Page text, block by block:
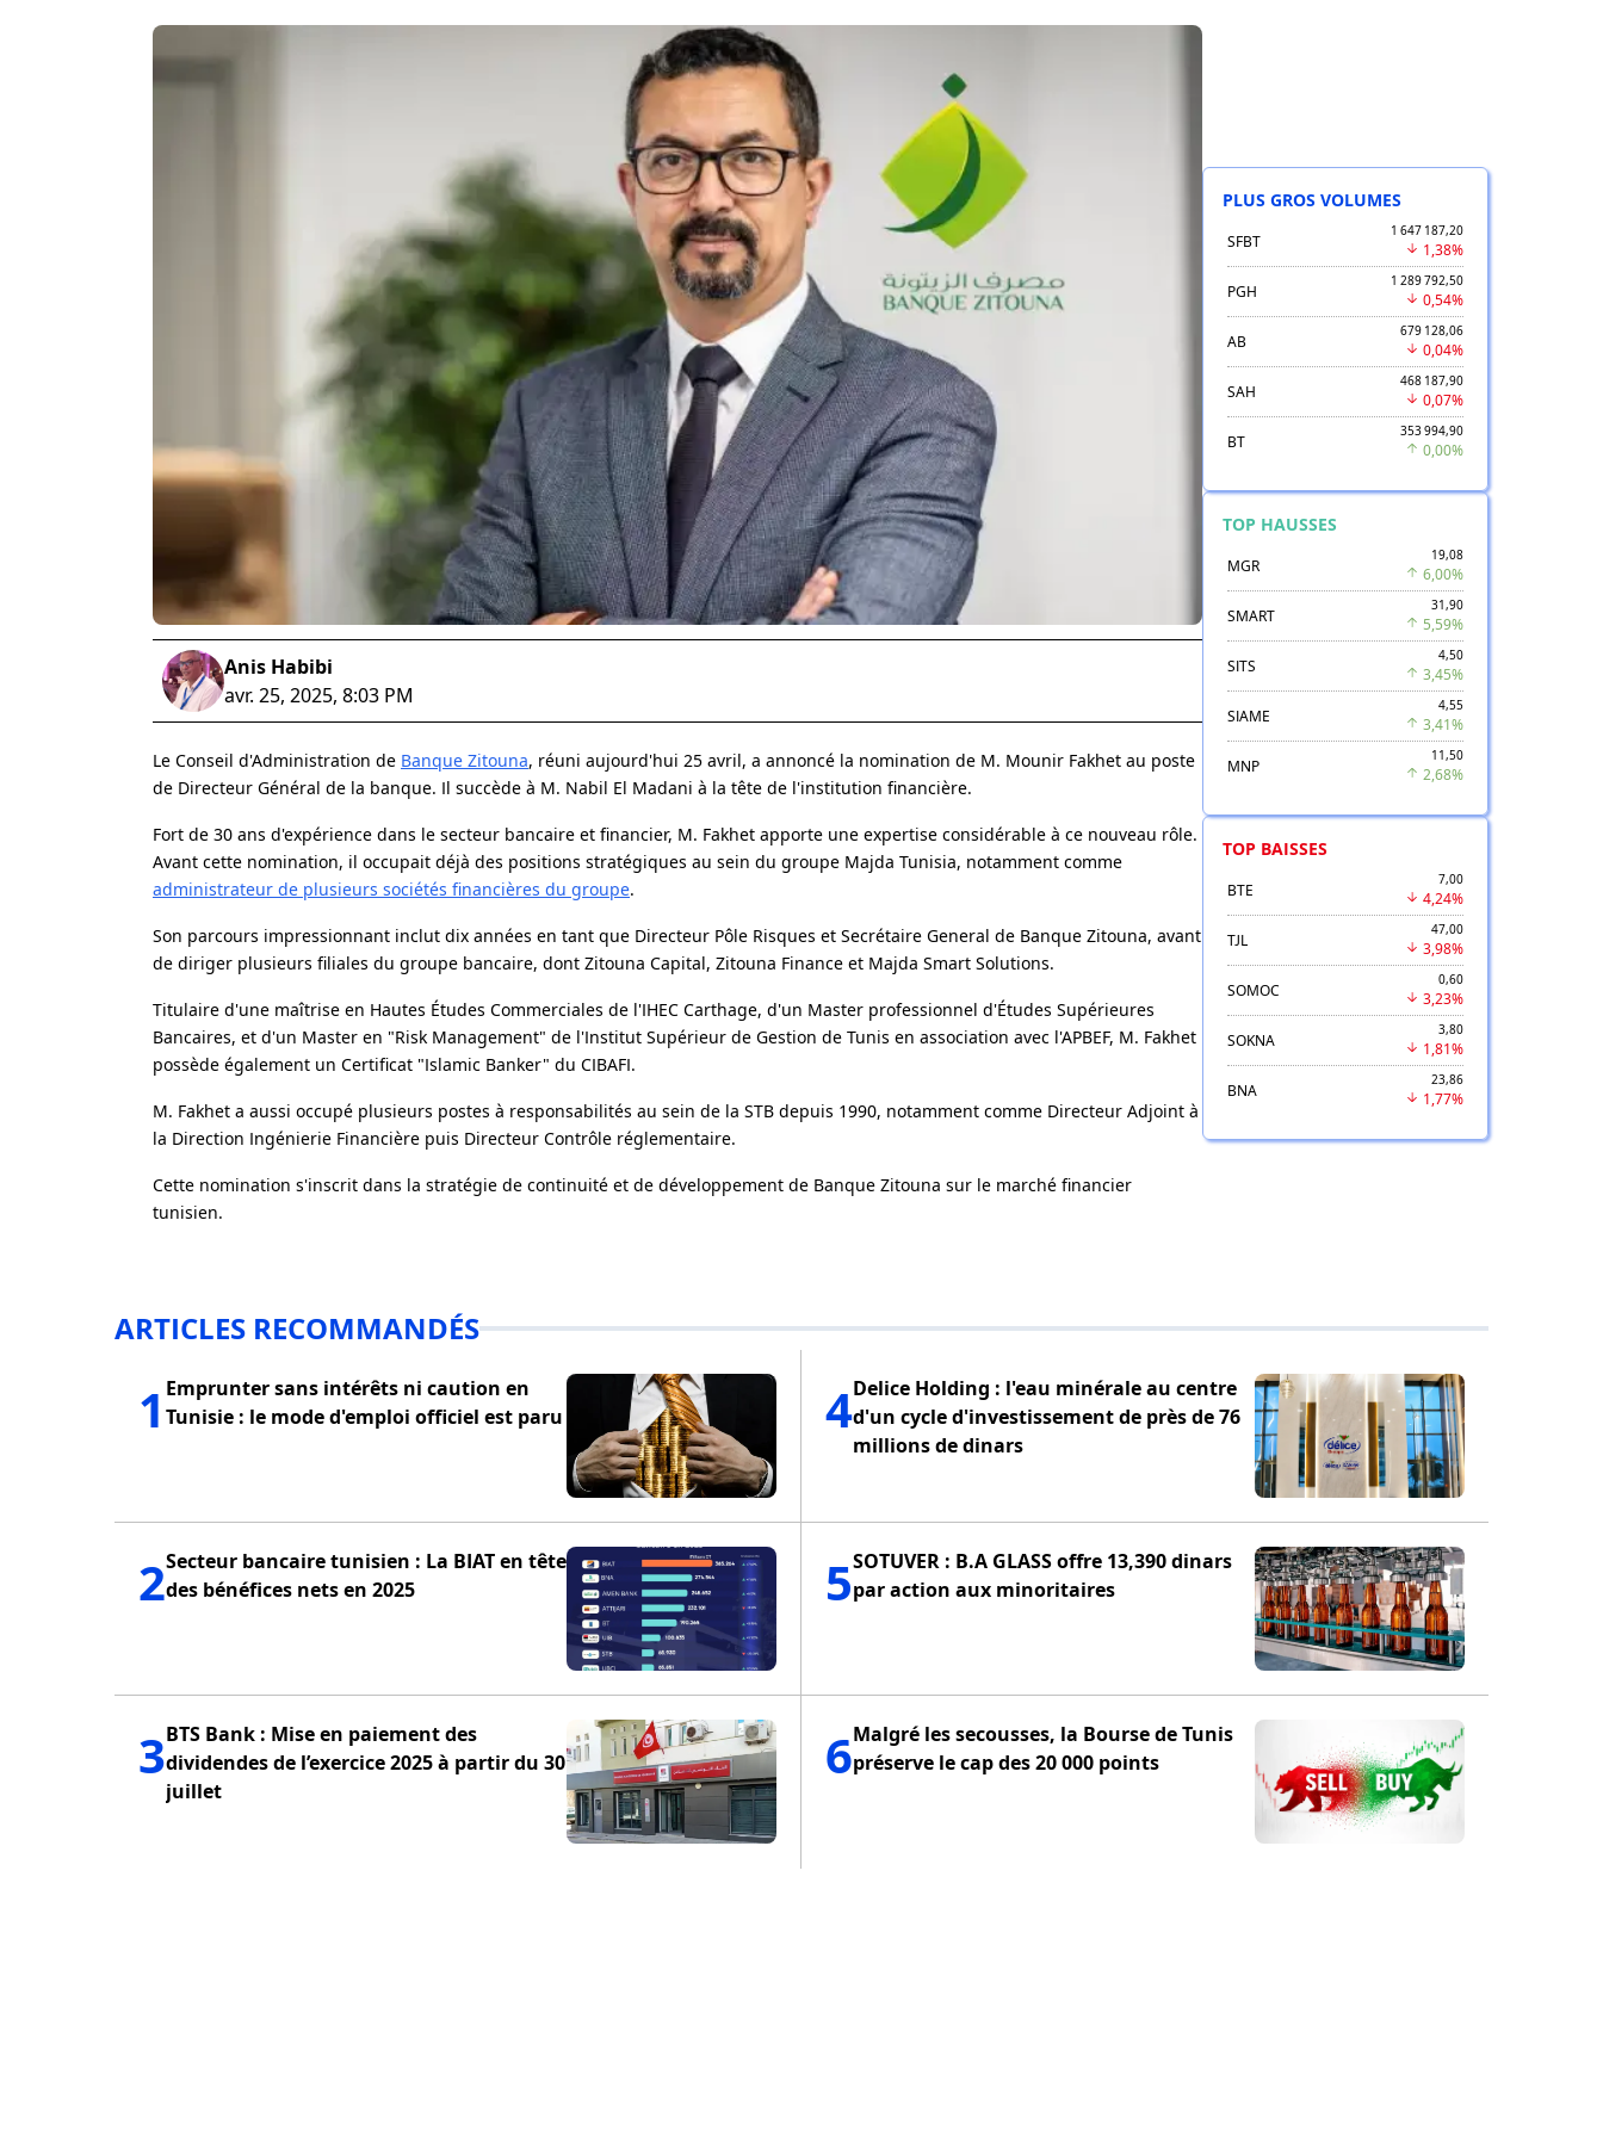
Anis Habibi
avr. 25, 2025, 8:03 PM
Le Conseil d'Administration de Banque Zitouna, réuni aujourd'hui 25 avril, a annoncé la nomination de M. Mounir Fakhet au poste
de Directeur Général de la banque. Il succède à M. Nabil El Madani à la tête de l'institution financière.
Fort de 30 ans d'expérience dans le secteur bancaire et financier, M. Fakhet apporte une expertise considérable à ce nouveau rôle.
Avant cette nomination, il occupait déjà des positions stratégiques au sein du groupe Majda Tunisia, notamment comme
administrateur de plusieurs sociétés financières du groupe.
Son parcours impressionnant inclut dix années en tant que Directeur Pôle Risques et Secrétaire General de Banque Zitouna, avant
de diriger plusieurs filiales du groupe bancaire, dont Zitouna Capital, Zitouna Finance et Majda Smart Solutions.
Titulaire d'une maîtrise en Hautes Études Commerciales de l'IHEC Carthage, d'un Master professionnel d'Études Supérieures
Bancaires, et d'un Master en "Risk Management" de l'Institut Supérieur de Gestion de Tunis en association avec l'APBEF, M. Fakhet
possède également un Certificat "Islamic Banker" du CIBAFI.
M. Fakhet a aussi occupé plusieurs postes à responsabilités au sein de la STB depuis 1990, notamment comme Directeur Adjoint à
la Direction Ingénierie Financière puis Directeur Contrôle réglementaire.
Cette nomination s'inscrit dans la stratégie de continuité et de développement de Banque Zitouna sur le marché financier
tunisien.
PLUS GROS VOLUMES
SFBT
1 647 187,20
1,38%
PGH
1 289 792,50
0,54%
AB
679 128,06
0,04%
SAH
468 187,90
0,07%
BT
353 994,90
0,00%
TOP HAUSSES
MGR
19,08
6,00%
SMART
31,90
5,59%
SITS
4,50
3,45%
SIAME
4,55
3,41%
MNP
11,50
2,68%
TOP BAISSES
BTE
7,00
4,24%
TJL
47,00
3,98%
SOMOC
0,60
3,23%
SOKNA
3,80
1,81%
BNA
23,86
1,77%
ARTICLES RECOMMANDÉS
1 Emprunter sans intérêts ni caution en
Tunisie : le mode d'emploi officiel est paru
2Secteur bancaire tunisien : La BIAT en tête
des bénéfices nets en 2025
3BTS Bank : Mise en paiement des
dividendes de l’exercice 2025 à partir du 30
juillet
4Delice Holding : l'eau minérale au centre
d'un cycle d'investissement de près de 76
millions de dinars
5SOTUVER : B.A GLASS offre 13,390 dinars
par action aux minoritaires
6Malgré les secousses, la Bourse de Tunis
préserve le cap des 20 000 points